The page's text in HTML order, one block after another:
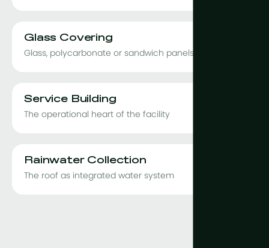
Glass Covering
Glass, polycarbonate or sandwich panels
Service Building
The operational heart of the facility
Rainwater Collection
The roof as integrated water system